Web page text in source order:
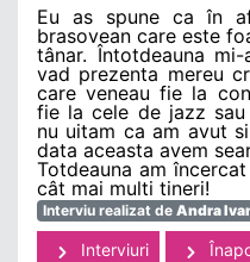
Eu as spune ca în
brasovean care este
tânar. Întotdeauna
vad prezenta mereu
care veneau fie la
fie la cele de jazz
nu uitam ca am avut
data aceasta avem
Totdeauna am
cât mai multi tineri!
Interviu realizat de Andra
Interviuri